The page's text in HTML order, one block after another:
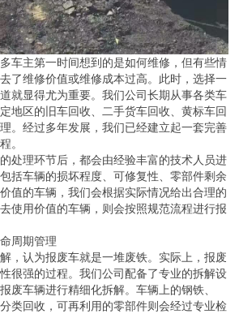
车主第一时间想到的是如何维修，但有些情
了维修价值或维修成本过高。此时，选择一
就显得尤为重要。我们公司长期从事各类车
地区的旧车回收、二手货车回收、黄标车回
。经过多年发展，我们已经建立起一套完善
。
处理环节后，都会由经验丰富的技术人员进
括车辆的损坏程度、可修复性、零部件剩余
值的车辆，我们会根据实际情况给出合理的
使用价值的车辆，则会按照规范流程进行报
周期管理
，认为报废车就是一堆废铁。实际上，报废
很强的过程。我们公司配备了专业的拆解设
废车辆进行精细化拆解。车辆上的钢铁、
类回收，可再利用的零部件则会经过专业检